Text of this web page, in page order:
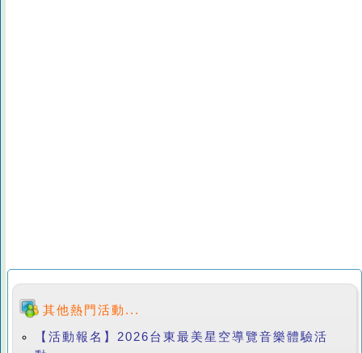
其他熱門活動...
【活動報名】2026台東最美星空導覽音樂體驗活